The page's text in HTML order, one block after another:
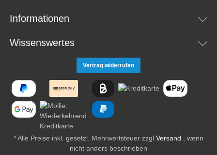
Informationen
Wissenswertes
Vertrag widerrufen
* Alle Preise inkl. gesetzl. Mehrwertsteuer zzgl Versand , wenn
nicht anders beschrieben